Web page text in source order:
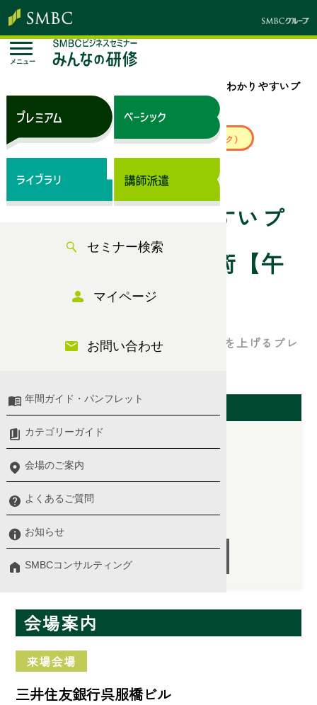
メニュー
セミナー検索
マイページ
お問い合わせ
年間ガイド・パンフレット
カテゴリーガイド
会場のご案内
よくあるご質問
お知らせ
SMBCコンサルティング
論理的でわかりやすいプ
レゼン資料の構成術【午前】
来場セミナー ベーシック（サブスク）
伝わる×魅せる＝人や組織を動かす！
論理的でわかりやすいプ
レゼン資料の構成術【午
ロジカルシンキングを活用した、成果を上げるプレ
開催日（東京会場）
2026/03/10(火)
会場案内
来場会場
三井住友銀行呉服橋ビル